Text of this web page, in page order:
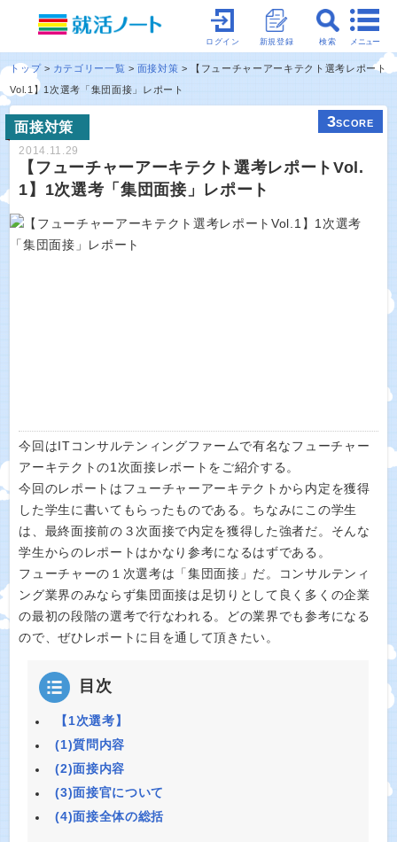
メニュー
検索
新規登録
ログイン
トップ カテゴリー一覧 面接対策
【フューチャーアーキテクト選考レポート
Vol.1】1次選考「集団面接」レポート
面接対策 3SCORE
2014.11.29
【フューチャーアーキテクト選考レポートVol.
1】1次選考「集団面接」レポート
今回はITコンサルテンィングファームで有名なフューチャー
アーキテクトの1次面接レポートをご紹介する。
今回のレポートはフューチャーアーキテクトから内定を獲得
した学生に書いてもらったものである。ちなみにこの学生
は、最終面接前の３次面接で内定を獲得した強者だ。そんな
学生からのレポートはかなり参考になるはずである。
フューチャーの１次選考は「集団面接」だ。コンサルテンィ
ング業界のみならず集団面接は足切りとして良く多くの企業
の最初の段階の選考で行なわれる。どの業界でも参考になる
ので、ぜひレポートに目を通して頂きたい。
目次
【1次選考】
(1)質問内容
(2)面接内容
(3)面接官について
(4)面接全体の総括